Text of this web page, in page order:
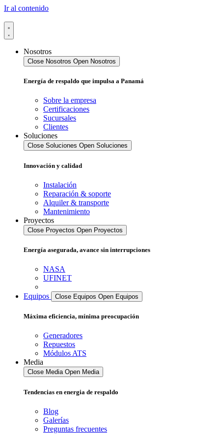
Ir al contenido
Nosotros
Close Nosotros Open Nosotros
Energía de respaldo que impulsa a Panamá
Sobre la empresa
Certificaciones
Sucursales
Clientes
Soluciones
Close Soluciones Open Soluciones
Innovación y calidad
Instalación
Reparación & soporte
Alquiler & transporte
Mantenimiento
Proyectos
Close Proyectos Open Proyectos
Energía asegurada, avance sin interrupciones
NASA
UFINET
Equipos Close Equipos Open Equipos
Máxima eficiencia, mínima preocupación
Generadores
Repuestos
Módulos ATS
Media
Close Media Open Media
Tendencias en energia de respaldo
Blog
Galerías
Preguntas frecuentes